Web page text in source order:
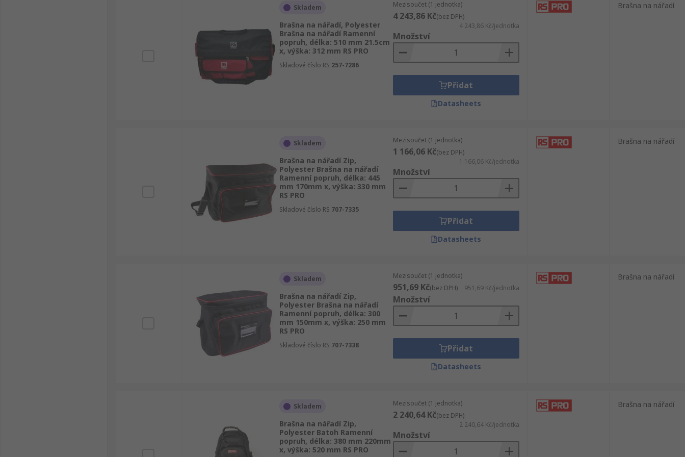
Skladem
Brašna na nářadí, Polyester
Brašna na nářadí Ramenní
popruh, délka: 510 mm 21.5cm
x, výška: 312 mm RS PRO
Skladové číslo RS 257-7286
Mezisoučet (1 jednotka)
4 243,86 Kč(bez DPH)
4 243,86 Kč/jednotka
Množství
Přidat
Datasheets
Brašna na nářadí
Skladem
Brašna na nářadí Zip,
Polyester Brašna na nářadí
Ramenní popruh, délka: 445
mm 170mm x, výška: 330 mm
RS PRO
Skladové číslo RS 707-7335
Mezisoučet (1 jednotka)
1 166,06 Kč(bez DPH)
1 166,06 Kč/jednotka
Množství
Přidat
Datasheets
Brašna na nářadí
Skladem
Brašna na nářadí Zip,
Polyester Brašna na nářadí
Ramenní popruh, délka: 300
mm 150mm x, výška: 250 mm
RS PRO
Skladové číslo RS 707-7338
Mezisoučet (1 jednotka)
951,69 Kč(bez DPH) 951,69 Kč/jednotka
Množství
Přidat
Datasheets
Brašna na nářadí
Skladem
Brašna na nářadí Zip,
Polyester Batoh Ramenní
popruh, délka: 380 mm 220mm
x, výška: 520 mm RS PRO
Mezisoučet (1 jednotka)
2 240,64 Kč(bez DPH)
2 240,64 Kč/jednotka
Množství
Brašna na nářadí